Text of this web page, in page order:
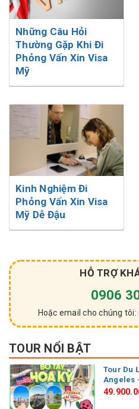
Những Câu Hỏi
Thường Gặp Khi Đi
Phỏng Vấn Xin Visa
Mỹ
Kinh Nghiệm Đi
Phỏng Vấn Xin Visa
Mỹ Dễ Đậu
HỖ TRỢ
0906
Hoặc email cho chúng tôi:
TOUR NỔI BẬT
Tour Du
Angeles